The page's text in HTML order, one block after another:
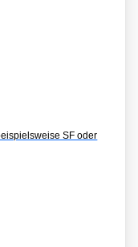
SF oder